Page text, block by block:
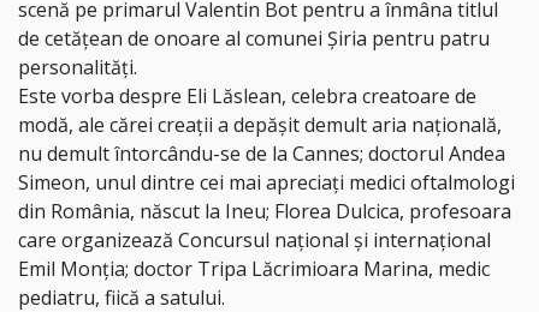
scenă pe primarul Valentin Bot pentru a înmâna titlul
de cetățean de onoare al comunei Șiria pentru patru
personalități.
Este vorba despre Eli Lăslean, celebra creatoare de
modă, ale cărei creații a depășit demult aria națională,
nu demult întorcându-se de la Cannes; doctorul Andea
Simeon, unul dintre cei mai apreciați medici oftalmologi
din România, născut la Ineu; Florea Dulcica, profesoara
care organizează Concursul național și internațional
Emil Monția; doctor Tripa Lăcrimioara Marina, medic
pediatru, fiică a satului.